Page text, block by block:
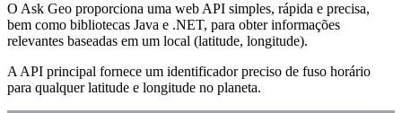
O Ask Geo proporciona uma web API simples, rápida e precisa,
bem como bibliotecas Java e .NET, para obter informações
relevantes baseadas em um local (latitude, longitude).
A API principal fornece um identificador preciso de fuso horário
para qualquer latitude e longitude no planeta.